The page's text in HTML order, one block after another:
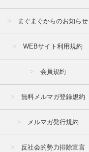
まぐまぐからのお知らせ
WEBサイト利用規約
会員規約
無料メルマガ登録規約
メルマガ発行規約
反社会的勢力排除宣言